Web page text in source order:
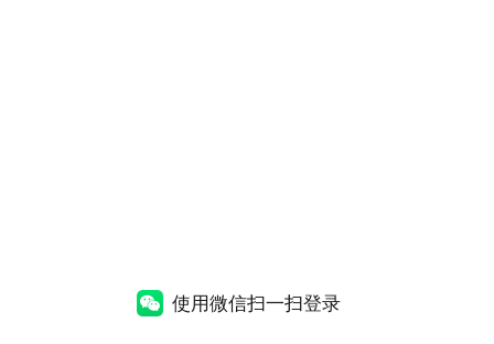
使用微信扫一扫登录